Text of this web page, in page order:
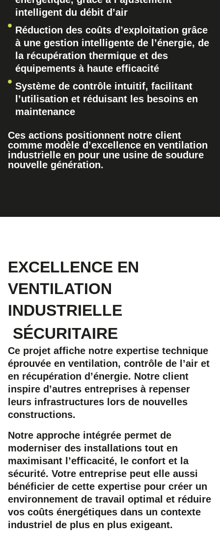
intelligent du débit d’air
Réduction des coûts d’exploitation grâce
à une gestion intelligente de l’énergie, de
la récupération thermique et des
équipements à haute efficacité
Système de contrôle intuitif, facilitant
l’utilisation et réduisant les besoins en
maintenance
Ces actions positionnent notre client
comme modèle d’excellence en ventilation
industrielle en pour une usine de soudure
nouvelle génération.
EXCELLENCE EN
VENTILATION
INDUSTRIELLE
SÉCURITAIRE
Ce projet affiche notre expertise technique
éprouvée en ventilation, contrôle de l’air et
en récupération d’énergie. Notre client
inspire d’autres entreprises à repenser
leurs infrastructures lors de nouvelles
constructions.
Notre approche intégrée permet de
moderniser des installations tout en
maximisant l’efficacité, le confort et la
sécurité. Votre entreprise peut elle aussi
bénéficier de cette expertise pour créer un
environnement de travail optimal et réduire
vos coûts énergétiques dans un contexte
industriel de plus en plus exigeant.